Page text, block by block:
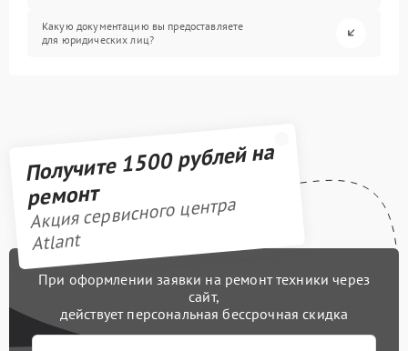
Какую документацию вы предоставляете
для юридических лиц?
Получите 1500 рублей на
ремонт
Акция сервисного центра
Atlant
При оформлении заявки на ремонт техники через
сайт,
действует персональная бессрочная скидка